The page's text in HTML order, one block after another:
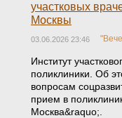
участковых
Москвы
03.06.2026 23:46
Институт
поликлиники. Об
вопросам
прием в
Москва&raquo;.